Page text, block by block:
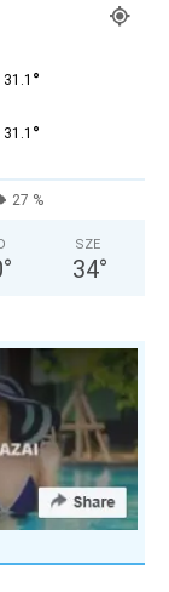
31.1 °
31.1 °
27 %
°
SZE
34°